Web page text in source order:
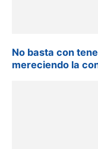
No basta con
mereciendo la